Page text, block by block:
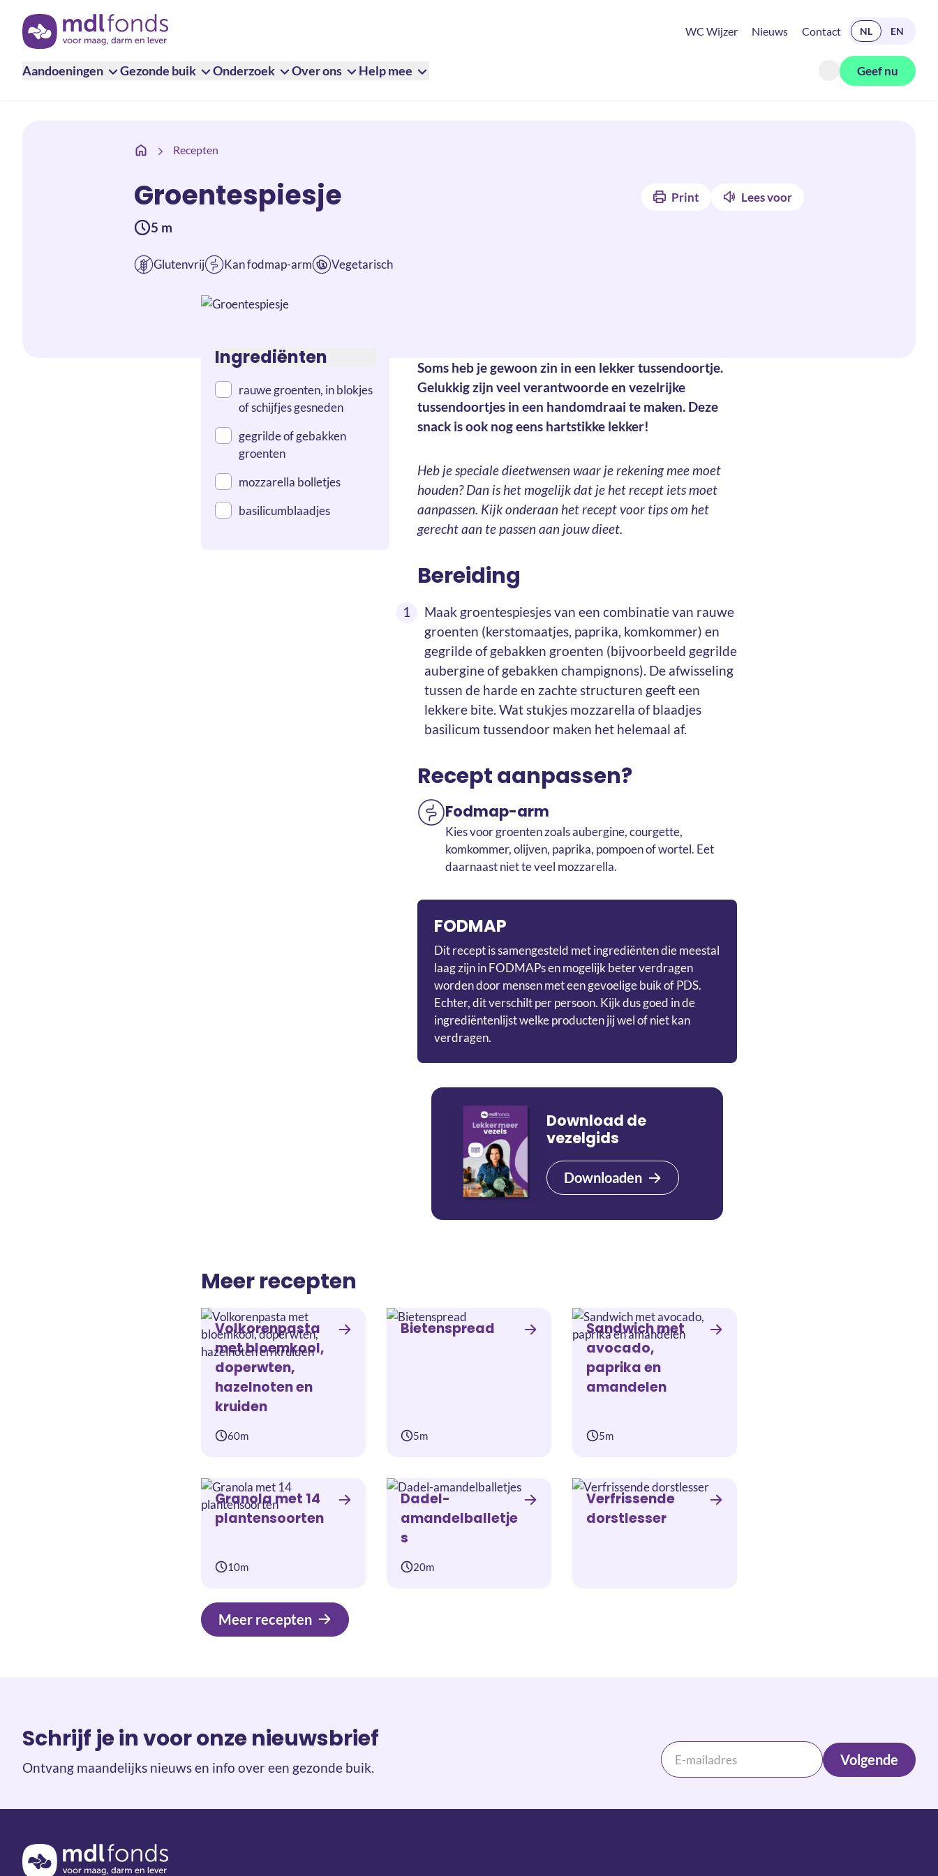
Terug naar de homepage
WC Wijzer Nieuws Contact READ IN ENGLISH
NL EN
Aandoeningen Gezonde buik Onderzoek Over ons Help mee
Zoeken openen
Geef nu
Recepten
Print Lees voor
Groentespiesje
5 m
Glutenvrij Kan fodmap-arm Vegetarisch
Ingrediënten
rauwe groenten, in blokjes
of schijfjes gesneden
gegrilde of gebakken
groenten
mozzarella bolletjes
basilicumblaadjes
Soms heb je gewoon zin in een lekker tussendoortje.
Gelukkig zijn veel verantwoorde en vezelrijke
tussendoortjes in een handomdraai te maken. Deze
snack is ook nog eens hartstikke lekker!
Heb je speciale dieetwensen waar je rekening mee moet
houden? Dan is het mogelijk dat je het recept iets moet
aanpassen. Kijk onderaan het recept voor tips om het
gerecht aan te passen aan jouw dieet.
Bereiding
Maak groentespiesjes van een combinatie van rauwe
groenten (kerstomaatjes, paprika, komkommer) en
gegrilde of gebakken groenten (bijvoorbeeld gegrilde
aubergine of gebakken champignons). De afwisseling
tussen de harde en zachte structuren geeft een
lekkere bite. Wat stukjes mozzarella of blaadjes
basilicum tussendoor maken het helemaal af.
Recept aanpassen?
Fodmap-arm
Kies voor groenten zoals aubergine, courgette,
komkommer, olijven, paprika, pompoen of wortel. Eet
daarnaast niet te veel mozzarella.
FODMAP
Dit recept is samengesteld met ingrediënten die meestal
laag zijn in FODMAPs en mogelijk beter verdragen
worden door mensen met een gevoelige buik of PDS.
Echter, dit verschilt per persoon. Kijk dus goed in de
ingrediëntenlijst welke producten jij wel of niet kan
verdragen.
Download de
vezelgids
Downloaden
Meer recepten
Volkorenpasta
met bloemkool,
doperwten,
hazelnoten en
kruiden
60m
Bietenspread
5m
Sandwich met
avocado,
paprika en
amandelen
5m
Granola met 14
plantensoorten
10m
Dadel-
amandelballetje
s
20m
Verfrissende
dorstlesser
Meer recepten
Schrijf je in voor onze nieuwsbrief
Ontvang maandelijks nieuws en info over een gezonde buik. Volgende
Terug naar de homepage